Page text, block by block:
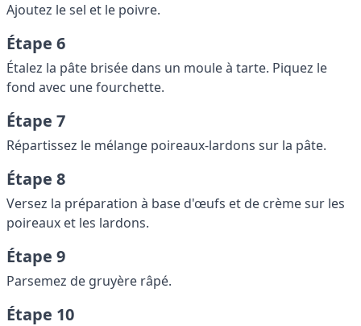
Ajoutez le sel et le poivre.
Étape 6
Étalez la pâte brisée dans un moule à tarte. Piquez le
fond avec une fourchette.
Étape 7
Répartissez le mélange poireaux-lardons sur la pâte.
Étape 8
Versez la préparation à base d'œufs et de crème sur les
poireaux et les lardons.
Étape 9
Parsemez de gruyère râpé.
Étape 10